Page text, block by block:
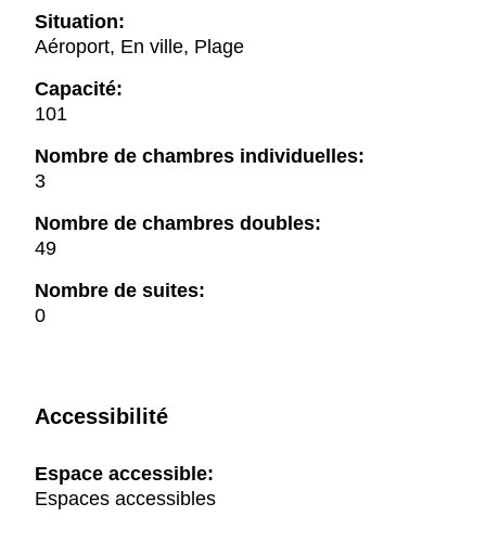
Situation:
Aéroport, En ville, Plage
Capacité:
101
Nombre de chambres individuelles:
3
Nombre de chambres doubles:
49
Nombre de suites:
0
Accessibilité
Espace accessible:
Espaces accessibles